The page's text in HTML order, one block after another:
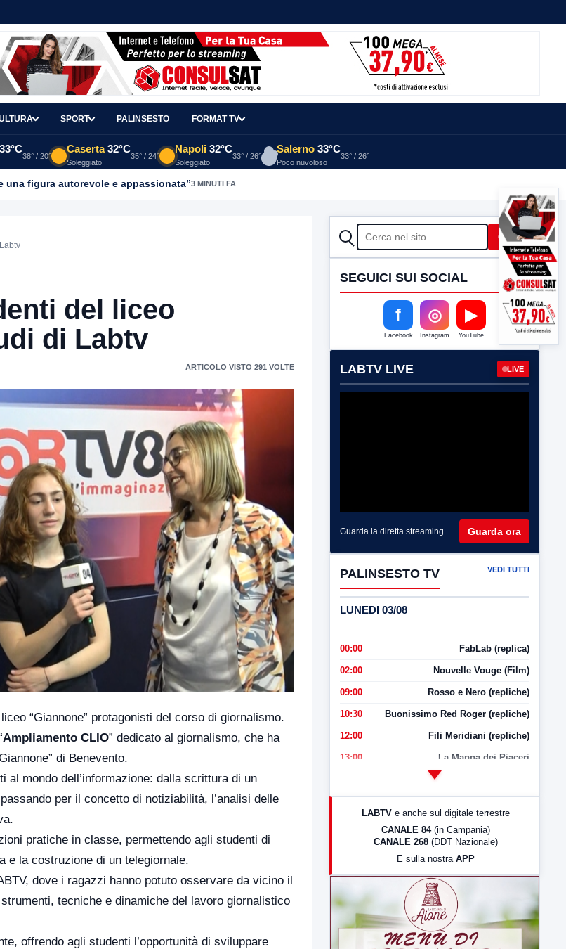
SPORT PALINSESTO FORMAT TV
33°C
38° / 20°
Caserta 32°C
Soleggiato
35° / 24°
Napoli 32°C
Soleggiato
33° / 26°
Salerno 33°C
Poco nuvoloso
33° / 26°
una figura autorevole e appassionata”3 MINUTI FA
del liceo
di Labtv
ARTICOLO VISTO 291 VOLTE
“Giannone” protagonisti del corso di giornalismo.
Ampliamento CLIO” dedicato al giornalismo, che ha
di Benevento.
mondo dell’informazione: dalla scrittura di un
per il concetto di notiziabilità, l’analisi delle
pratiche in classe, permettendo agli studenti di
e la costruzione di un telegiornale.
dove i ragazzi hanno potuto osservare da vicino il
tecniche e dinamiche del lavoro giornalistico
offrendo agli studenti l’opportunità di sviluppare
CERCA Cerca
SEGUICI SUI SOCIAL
f
Facebook
◎
Instagram
▶
YouTube
LABTV LIVE LIVE
Guarda la diretta streaming Guarda ora
PALINSESTO TV VEDI TUTTI
LUNEDI 03/08
00:00 FabLab (replica)
02:00 Nouvelle Vouge (Film)
09:00 Rosso e Nero (repliche)
10:30 Buonissimo Red Roger (repliche)
12:00 Fili Meridiani (repliche)
13:00 La Mappa dei Piaceri
LabNews (Diretta)
LabNews (replica)
LABTV e anche sul digitale terrestre
CANALE 84 (in Campania)
CANALE 268 (DDT Nazionale)
E sulla nostra APP